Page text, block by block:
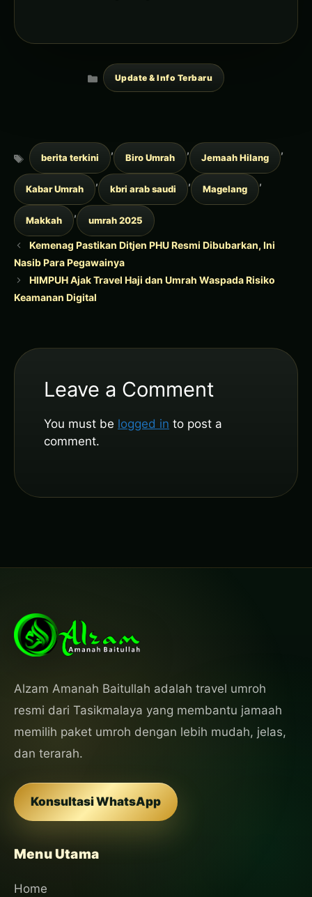
Update & Info Terbaru
Tags
berita terkini
,
Biro Umrah
,
Jemaah Hilang
,
Kabar Umrah
,
kbri arab saudi
,
Magelang
,
Makkah
,
umrah 2025
Kemenag Pastikan Ditjen PHU Resmi Dibubarkan, Ini
Nasib Para Pegawainya
HIMPUH Ajak Travel Haji dan Umrah Waspada Risiko
Keamanan Digital
Leave a Comment
You must be logged in to post a
comment.
Alzam Amanah Baitullah adalah travel umroh
resmi dari Tasikmalaya yang membantu jamaah
memilih paket umroh dengan lebih mudah, jelas,
dan terarah.
Konsultasi WhatsApp
Menu Utama
Home